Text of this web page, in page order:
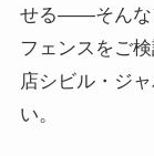
せる——そんな
フェンスをご
店シビル・ジ
い。